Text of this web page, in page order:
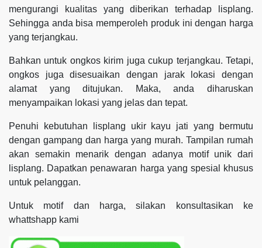
mengurangi kualitas yang diberikan terhadap lisplang.
Sehingga anda bisa memperoleh produk ini dengan harga
yang terjangkau.
Bahkan untuk ongkos kirim juga cukup terjangkau. Tetapi,
ongkos juga disesuaikan dengan jarak lokasi dengan
alamat yang ditujukan. Maka, anda diharuskan
menyampaikan lokasi yang jelas dan tepat.
Penuhi kebutuhan lisplang ukir kayu jati yang bermutu
dengan gampang dan harga yang murah. Tampilan rumah
akan semakin menarik dengan adanya motif unik dari
lisplang. Dapatkan penawaran harga yang spesial khusus
untuk pelanggan.
Untuk motif dan harga, silakan konsultasikan ke
whattshapp kami